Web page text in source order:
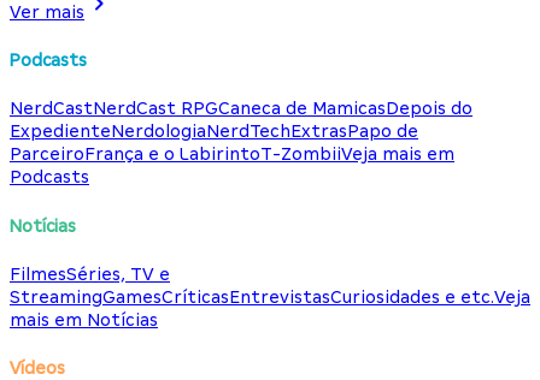
Ver mais
Podcasts
NerdCastNerdCast RPGCaneca de MamicasDepois do
ExpedienteNerdologiaNerdTechExtrasPapo de
ParceiroFrança e o LabirintoT-ZombiiVeja mais em
Podcasts
Notícias
FilmesSéries, TV e
StreamingGamesCríticasEntrevistasCuriosidades e etc.Veja
mais em Notícias
Vídeos